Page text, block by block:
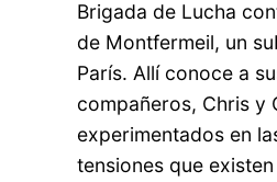
Brigada de Lucha
de Montfermeil, un
París. Allí conoce a
compañeros, Chris y
experimentados en
tensiones que